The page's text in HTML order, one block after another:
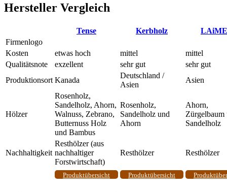
Hersteller Vergleich
Tense Kerbholz
Firmenlogo
Kosten
etwas hoch mittel
mittel
Qualitätsnote
exzellent sehr gut
sehr gut
Produktionsort Kanada
Deutschland /
Asien
Asien
Hölzer
Rosenholz,
Sandelholz, Ahorn,
Walnuss, Zebrano,
Butternuss Holz
und Bambus
Rosenholz,
Sandelholz und
Ahorn
Ahorn,
Zürgelbaum
Sandelholz
Nachhaltigkeit
Resthölzer (aus
nachhaltiger
Forstwirtschaft)
Resthölzer Resthölzer
Produktübersicht Produktübersicht